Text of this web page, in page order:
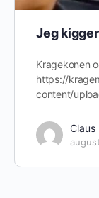
Jeg
Kragekonen
https://
content/
Claus